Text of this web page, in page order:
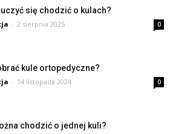
się chodzić o kulach?
- 2 sierpnia 2025 0
kule ortopedyczne?
- 14 listopada 2024 0
chodzić o jednej kuli?